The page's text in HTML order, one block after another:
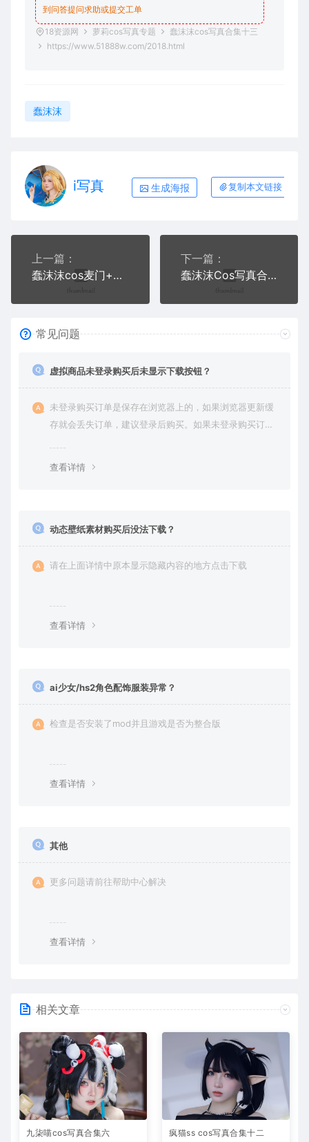
到问答提问求助或提交工单
18资源网 萝莉cos写真专题
蠢沫沫cos写真合集十三
https://www.51888w.com/2018.html
蠢沫沫
i写真 生成海报 复制本文链接
上一篇：
蠢沫沫cos麦门+小歇写真
下一篇：
蠢沫沫Cos写真合集十四
常见问题
虚拟商品未登录购买后未显示下载按钮？
未登录购买订单是保存在浏览器上的，如果浏览器更新缓
存就会丢失订单，建议登录后购买。如果未登录购买订单
查看详情
动态壁纸素材购买后没法下载？
请在上面详情中原本显示隐藏内容的地方点击下载
查看详情
ai少女/hs2角色配饰服装异常？
检查是否安装了mod并且游戏是否为整合版
查看详情
其他
更多问题请前往帮助中心解决
查看详情
相关文章
九柒喵cos写真合集六 疯猫ss cos写真合集十二